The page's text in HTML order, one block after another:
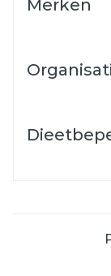
Merken